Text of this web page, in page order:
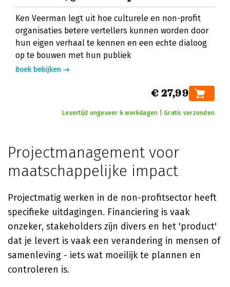
Ken Veerman legt uit hoe culturele en non-profit
organisaties betere vertellers kunnen worden door
hun eigen verhaal te kennen en een echte dialoog
op te bouwen met hun publiek
Boek bekijken
€ 27,99
Levertijd ongeveer 6 werkdagen | Gratis verzonden
Projectmanagement voor
maatschappelijke impact
Projectmatig werken in de non-profitsector heeft
specifieke uitdagingen. Financiering is vaak
onzeker, stakeholders zijn divers en het 'product'
dat je levert is vaak een verandering in mensen of
samenleving - iets wat moeilijk te plannen en
controleren is.